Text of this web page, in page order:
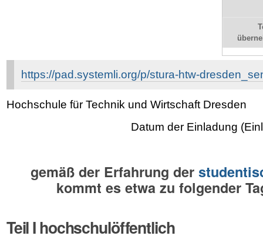
https://pad.systemli.org/p/stura-htw-
Hochschule für Technik und Wirtschaft Dresden
Datum der Einladung
gemäß der Erfahrung der
kommt es etwa zu folgender
Teil I hochschulöffentlich